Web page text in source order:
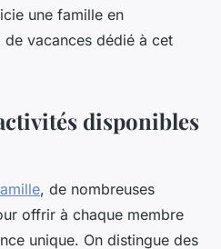
une famille en
vacances dédié à cet
disponibles
, de nombreuses
offrir à chaque membre
unique. On distingue des